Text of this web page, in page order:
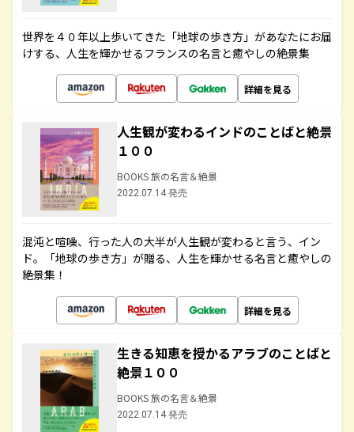
世界を４０年以上歩いてきた「地球の歩き方」があなたにお届
けする、人生を輝かせるフランスの名言と癒やしの絶景集
詳細を見る
人生観が変わるインドのことばと絶景
１００
BOOKS 旅の名言＆絶景
2022.07.14 発売
混沌と喧噪、行った人の大半が人生観が変わると言う、イン
ド。「地球の歩き方」が贈る、人生を輝かせる名言と癒やしの
絶景集！
詳細を見る
生きる知恵を授かるアラブのことばと
絶景１００
BOOKS 旅の名言＆絶景
2022.07.14 発売